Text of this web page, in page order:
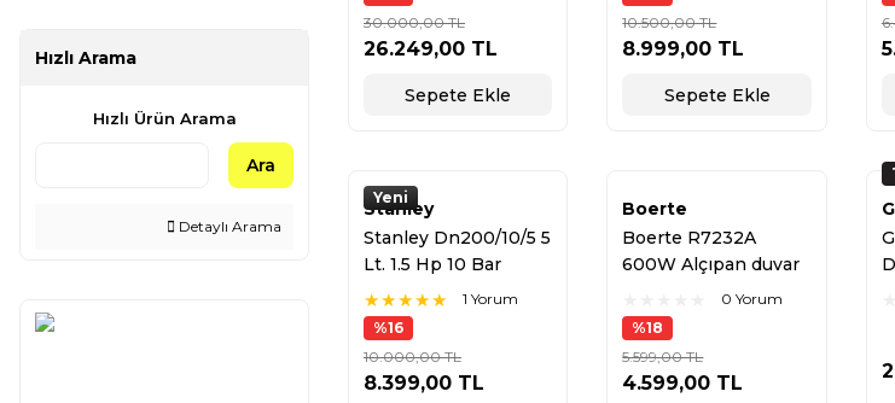
Hızlı Arama
Hızlı Ürün Arama
Ara
Detaylı Arama
30.000,00 TL
26.249,00 TL
Sepete Ekle
10.500,00 TL
8.999,00 TL
Sepete Ekle
Yeni
Stanley
Stanley Dn200/10/5 5
Lt. 1.5 Hp 10 Bar
Yağsız Hava
Kompresörü
1 Yorum
%16
10.000,00 TL
8.399,00 TL
Boerte
Boerte R7232A
600W Alçıpan duvar
Zımpara Makinası
0 Yorum
%18
5.599,00 TL
4.599,00 TL